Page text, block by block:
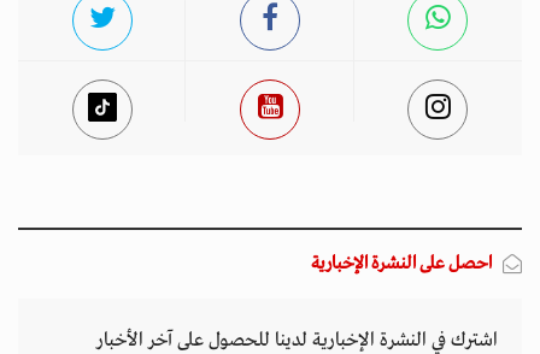
احصل على النشرة الإخبارية
اشترك في النشرة الإخبارية لدينا للحصول على آخر الأخبار